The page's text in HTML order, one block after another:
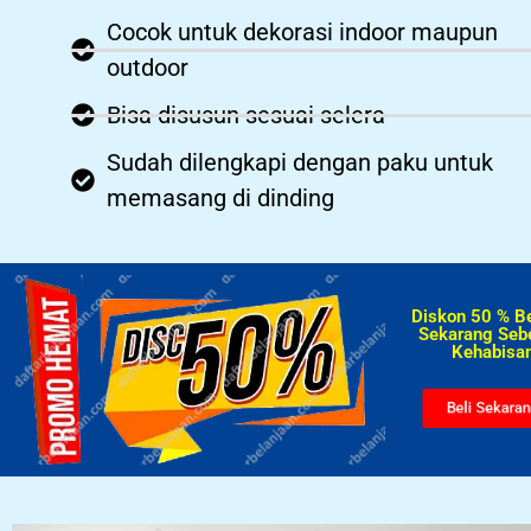
Cocok untuk dekorasi indoor maupun
outdoor
Bisa disusun sesuai selera
Sudah dilengkapi dengan paku untuk
memasang di dinding
Diskon 50 %
Sekarang
Beli